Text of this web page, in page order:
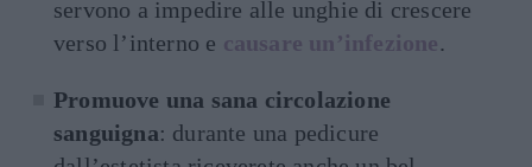
servono a impedire alle unghie di crescere
verso l’interno e causare un’infezione.
Promuove una sana circolazione
sanguigna: durante una pedicure